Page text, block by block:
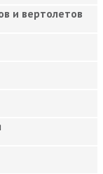
и вертолетов